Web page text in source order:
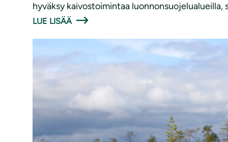
hyväksy kaivostoimintaa
LUE LISÄÄ